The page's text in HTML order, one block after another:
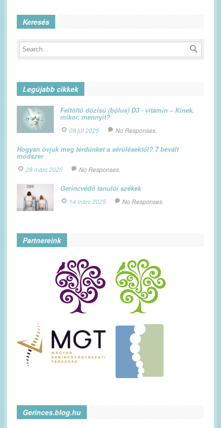
Keresés
Legújabb cikkek
Feltöltő dózisú (bólus) D3 - vitamin – Kinek,
mikor, mennyit?
08 júl 2025 No Responses.
Hogyan óvjuk meg térdünket a sérülésektől? 7 bevált
módszer
28 márc 2025 No Responses.
Gerincvédő tanulói székek
14 márc 2025 No Responses.
Partnereink
Gerinces.blog.hu